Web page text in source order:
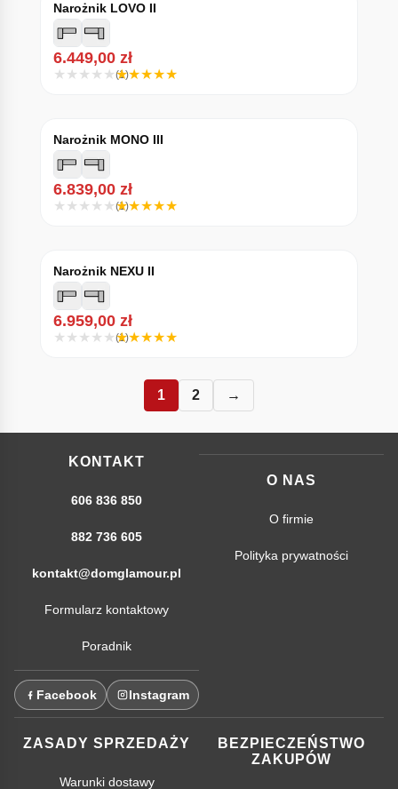
Narożnik LOVO II
6.449,00 zł
(1)
Narożnik MONO III
6.839,00 zł
(1)
Narożnik NEXU II
6.959,00 zł
(1)
1 2 →
KONTAKT
606 836 850
882 736 605
kontakt@domglamour.pl
Formularz kontaktowy
Poradnik
Facebook Instagram
O NAS
O firmie
Polityka prywatności
ZASADY SPRZEDAŻY
Warunki dostawy
BEZPIECZEŃSTWO
ZAKUPÓW